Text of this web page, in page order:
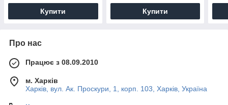
Купити Купити
Про нас
Працює з 08.09.2010
м. Харків
Харків, вул. Ак. Проскури, 1, корп. 103, Харків, Україна